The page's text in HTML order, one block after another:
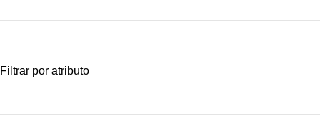
Filtrar por atributo